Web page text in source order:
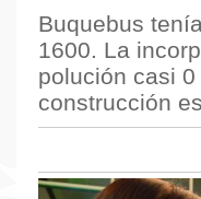
Buquebus
1600. La
polución casi
construcción